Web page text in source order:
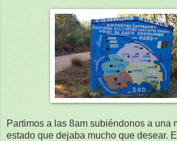
Partimos a las 8am subiéndonos a una
estado que dejaba mucho que desear.